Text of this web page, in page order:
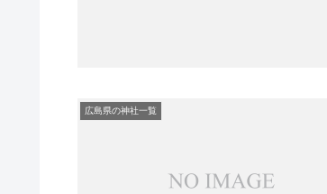
広島県の神社一覧